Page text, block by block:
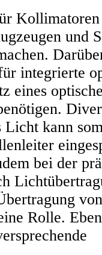
und
integrierte
eines
Licht kann
bei der
Rolle.